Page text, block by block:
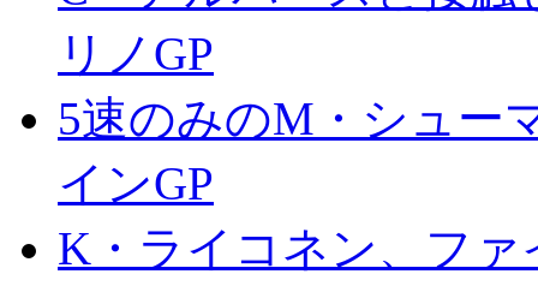
リノGP
5速のみのM・シュー
インGP
K・ライコネン、ファ